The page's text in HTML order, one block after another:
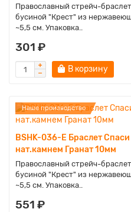
Православный стрейч-
бусиной "Крест" из
~5,5 см. Упаковка..
301 ₽
В корзину
Наше производство
BSHK-036-E Браслет
нат.камнем Гранат 10мм
Православный стрейч-
бусиной "Крест" из
~5,5 см. Упаковка..
551 ₽